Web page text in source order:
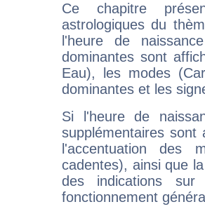
Ce chapitre
astrologiques du
l'heure de
dominantes sont
Eau), les modes
dominantes et les
Si l'heure de
supplémentaires sont
l'accentuation des
cadentes), ainsi que
des indications sur
fonctionnement